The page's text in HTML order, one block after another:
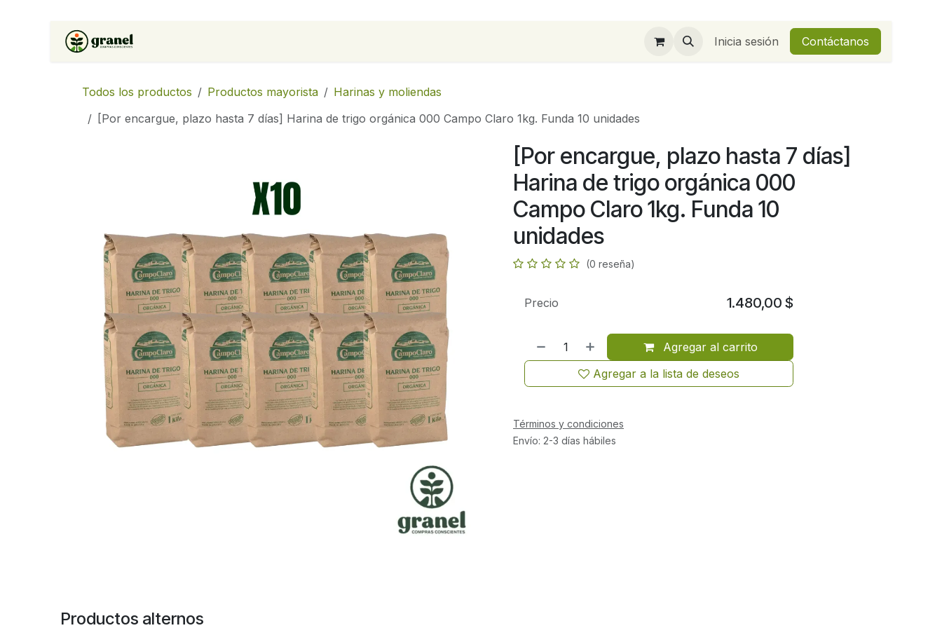
Ir al contenido
Inicia sesión Contáctanos
Todos los productos Productos mayorista
Harinas y moliendas
[Por encargue, plazo hasta 7 días] Harina de trigo orgánica 000 Campo Claro 1kg. Funda 10 unidades
[Por encargue, plazo hasta 7 días]
Harina de trigo orgánica 000
Campo Claro 1kg. Funda 10
unidades
(0 reseña)
Agregar al carrito
Agregar a la lista de deseos
Precio 1.480,00 $
Términos y condiciones
Envío: 2-3 días hábiles
Productos alternos